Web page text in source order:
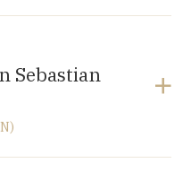
de-Myre de
SUISSE
Sebastian